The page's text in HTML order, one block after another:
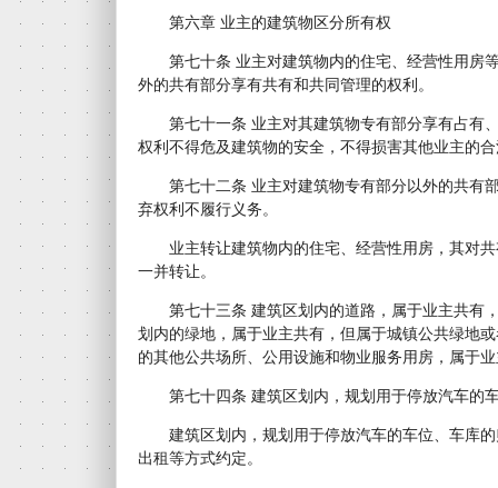
第六章 业主的建筑物区分所有权
第七十条 业主对建筑物内的住宅、经营性用房
外的共有部分享有共有和共同管理的权利。
第七十一条 业主对其建筑物专有部分享有占有
权利不得危及建筑物的安全，不得损害其他业主的
第七十二条 业主对建筑物专有部分以外的共有
弃权利不履行义务。
业主转让建筑物内的住宅、经营性用房，其对共
一并转让。
第七十三条 建筑区划内的道路，属于业主共有
划内的绿地，属于业主共有，但属于城镇公共绿地
的其他公共场所、公用设施和物业服务用房，属于
第七十四条 建筑区划内，规划用于停放汽车的
建筑区划内，规划用于停放汽车的车位、车库的
出租等方式约定。